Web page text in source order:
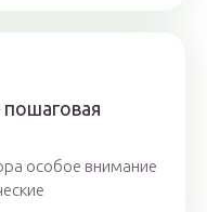
особое внимание